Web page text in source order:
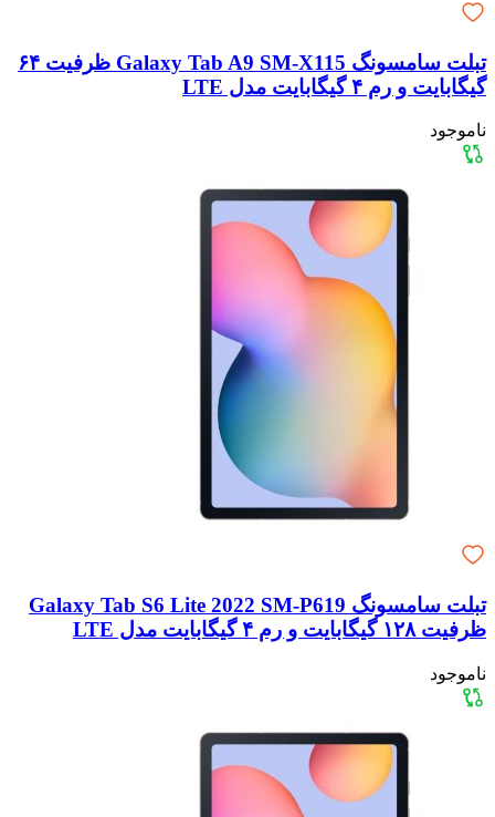
تبلت سامسونگ Galaxy Tab A9 SM-X115 ظرفیت ۶۴
گیگابایت و رم ۴ گیگابایت مدل LTE
ناموجود
تبلت سامسونگ Galaxy Tab S6 Lite 2022 SM-P619
ظرفیت ۱۲۸ گیگابایت و رم ۴ گیگابایت مدل LTE
ناموجود